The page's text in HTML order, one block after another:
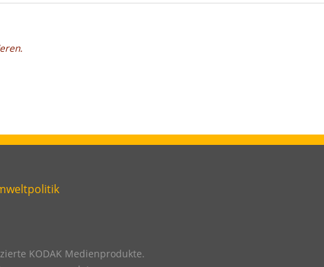
KODAK Medienprodukte.